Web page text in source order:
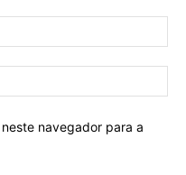
navegador para a